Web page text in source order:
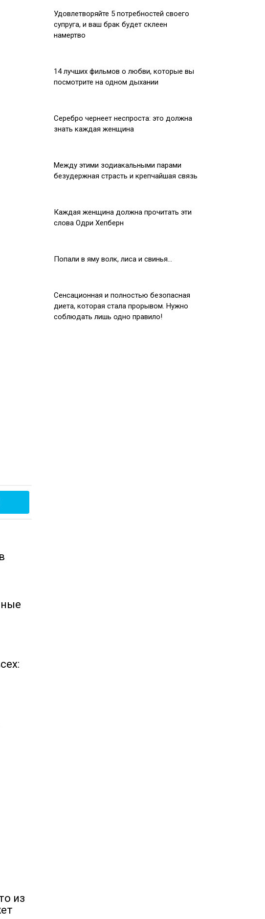
из
Удовлетворяйте 5 потребностей своего
супруга, и ваш брак будет склеен
намертво
14 лучших фильмов о любви, которые вы
посмотрите на одном дыхании
Серебро чернеет неспроста: это должна
знать каждая женщина
Между этими зодиакальными парами
безудержная страсть и крепчайшая связь
Каждая женщина должна прочитать эти
слова Одри Хепберн
Попали в яму волк, лиса и свинья…
Сенсационная и полностью безопасная
диета, которая стала прорывом. Нужно
соблюдать лишь одно правило!